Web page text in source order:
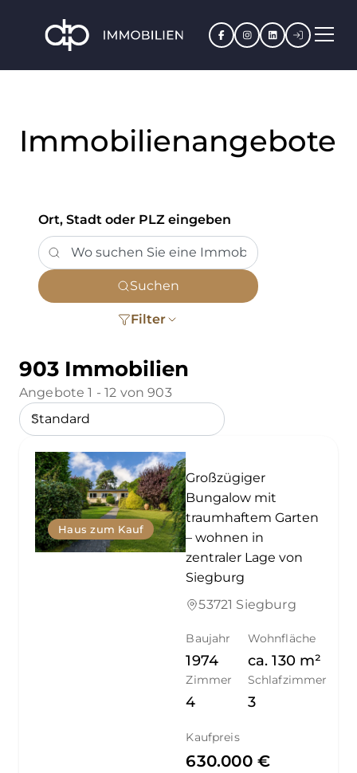
Facebook
Instagram
LinkedIn
Immobilienangebote
Ort, Stadt oder PLZ eingeben
Suchen
Filter
903 Immobilien
Angebote 1 - 12 von 903
Haus zum Kauf
Großzügiger
Bungalow mit
traumhaftem Garten
– wohnen in
zentraler Lage von
Siegburg
53721 Siegburg
Baujahr
1974
Wohnfläche
ca. 130 m²
Zimmer
4
Schlafzimmer
3
Kaufpreis
630.000 €